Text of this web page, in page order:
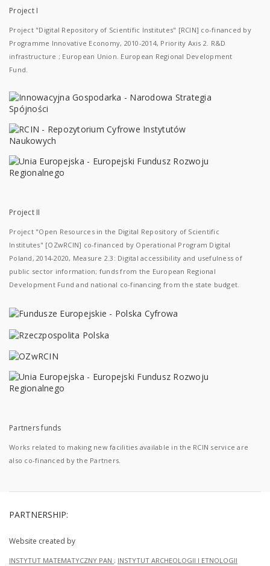
Project I
Project "Digital Repository of Scientific Institutes" [RCIN] co-financed by
Programme Innovative Economy, 2010-2014, Priority Axis 2. R&D
infrastructure ; European Union. European Regional Development
Fund.
Project II
Project "Open Resources in the Digital Repository of Scientific
Institutes" [OZwRCIN] co-financed by Operational Program Digital
Poland, 2014-2020, Measure 2.3: Digital accessibility and usefulness of
public sector information; funds from the European Regional
Development Fund and national co-financing from the state budget.
Partners funds
Works related to making new facilities available in the RCIN service are
also co-financed by the Partners.
PARTNERSHIP:
Website created by
INSTYTUT MATEMATYCZNY PAN ; INSTYTUT ARCHEOLOGII I ETNOLOGII